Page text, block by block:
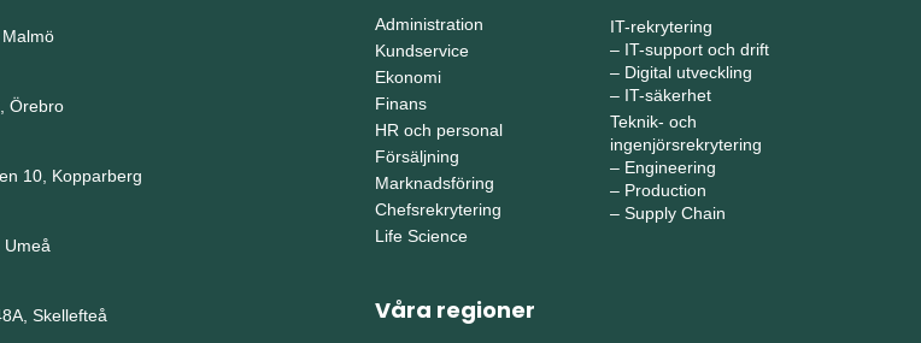
Örebro
10, Kopparberg
Skellefteå
Administration
Kundservice
Ekonomi
Finans
HR och personal
Försäljning
Marknadsföring
Chefsrekrytering
Life Science
IT-rekrytering
– IT-support och drift
– Digital utveckling
– IT-säkerhet
Teknik- och
ingenjörsrekrytering
– Engineering
– Production
– Supply Chain
Våra regioner